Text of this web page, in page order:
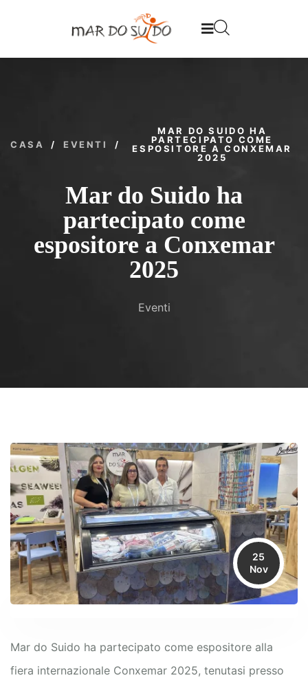
CASA / EVENTI /
MAR DO SUIDO HA
PARTECIPATO COME
ESPOSITORE A CONXEMAR
2025
Mar do Suido ha
partecipato come
espositore a Conxemar
2025
Eventi
25
Nov
Mar do Suido ha partecipato come espositore alla
fiera internazionale Conxemar 2025, tenutasi presso